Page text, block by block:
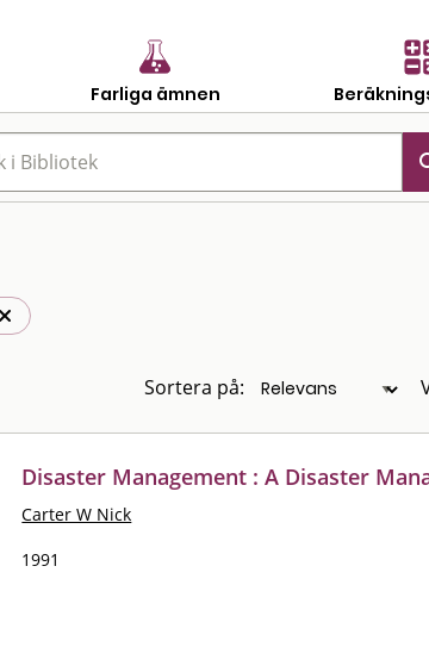
Farliga ämnen
Sortera på:
Disaster Management : A Disaster
Carter W Nick
1991